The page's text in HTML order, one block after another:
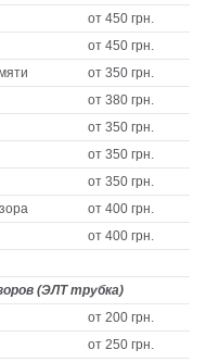
от 450 грн.
от 450 грн.
от 350 грн.
от 380 грн.
от 350 грн.
от 350 грн.
от 350 грн.
от 400 грн.
от 400 грн.
(ЭЛТ трубка)
от 200 грн.
от 250 грн.